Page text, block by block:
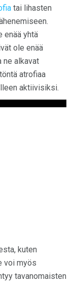
tai lihasten
enää yhtä
ole enää
ne alkavat
atrofiaa
aktiivisiksi.
kuten
voi myös
tavanomaisten